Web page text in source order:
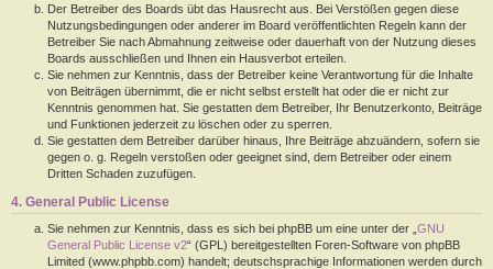
Der Betreiber des Boards übt das Hausrecht aus. Bei Verstößen gegen diese
Nutzungsbedingungen oder anderer im Board veröffentlichten Regeln kann der
Betreiber Sie nach Abmahnung zeitweise oder dauerhaft von der Nutzung dieses
Boards ausschließen und Ihnen ein Hausverbot erteilen.
Sie nehmen zur Kenntnis, dass der Betreiber keine Verantwortung für die Inhalte
von Beiträgen übernimmt, die er nicht selbst erstellt hat oder die er nicht zur
Kenntnis genommen hat. Sie gestatten dem Betreiber, Ihr Benutzerkonto, Beiträge
und Funktionen jederzeit zu löschen oder zu sperren.
Sie gestatten dem Betreiber darüber hinaus, Ihre Beiträge abzuändern, sofern sie
gegen o. g. Regeln verstoßen oder geeignet sind, dem Betreiber oder einem
Dritten Schaden zuzufügen.
4. General Public License
Sie nehmen zur Kenntnis, dass es sich bei phpBB um eine unter der „ GNU
General Public License v2“ (GPL) bereitgestellten Foren-Software von phpBB
Limited (www.phpbb.com) handelt; deutschsprachige Informationen werden durch